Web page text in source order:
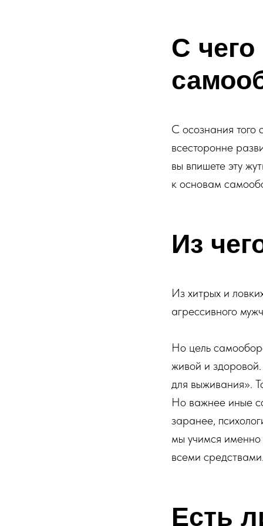
С чего
С осознания того
всесторонне
вы впишете эту
к основам
Из
Из хитрых и
агрессивного
Но цель
живой и
для выживания».
Но важнее иные
заранее,
мы учимся именно
всеми
Есть